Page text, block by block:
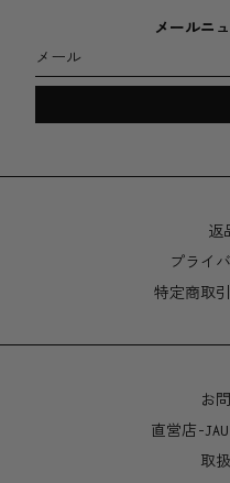
Designed and
メールニ
メール
返
プライ
特定商取
お
直営店-
取